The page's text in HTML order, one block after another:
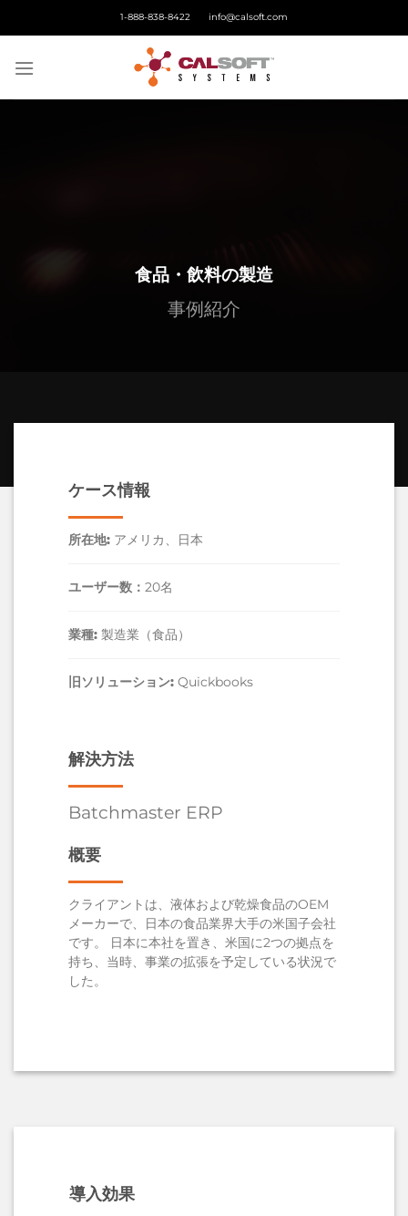
1-888-838-8422 info@calsoft.com
食品・飲料の製造
事例紹介
ケース情報
所在地: アメリカ、日本
ユーザー数： 20名
業種: 製造業（食品）
旧ソリューション: Quickbooks
解決方法
Batchmaster ERP
概要
クライアントは、液体および乾燥食品のOEM
メーカーで、日本の食品業界大手の米国子会社
です。 日本に本社を置き、米国に2つの拠点を
持ち、当時、事業の拡張を予定している状況で
した。
導入効果